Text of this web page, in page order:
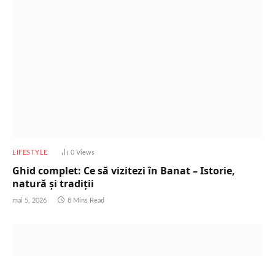
LIFESTYLE 0 Views
Ghid complet: Ce să vizitezi în Banat – Istorie,
natură și tradiții
mai 5, 2026 8 Mins Read